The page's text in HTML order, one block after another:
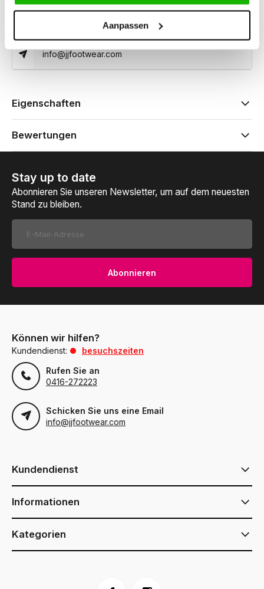
Aanpassen
info@jjfootwear.com
Eigenschaften
Bewertungen
Stay up to date
Abonnieren Sie unseren Newsletter, um auf dem neuesten
Stand zu bleiben.
Abonnieren
Können wir hilfen?
Kundendienst:
besuchszeiten
Rufen Sie an
0416-272223
Schicken Sie uns eine Email
info@jjfootwear.com
Kundendienst
Informationen
Kategorien